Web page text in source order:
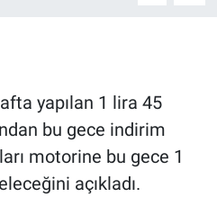
yapılan 1 lira 45
bu gece indirim
motorine bu gece 1
açıkladı.